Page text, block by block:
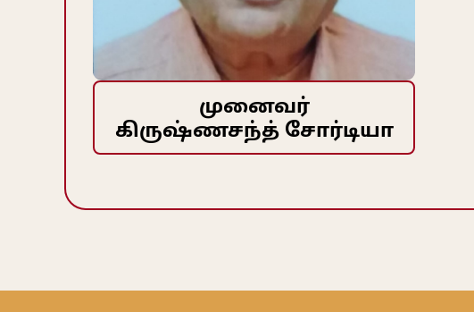
முனைவர்
கிருஷ்ணசந்த் சோர்டியா